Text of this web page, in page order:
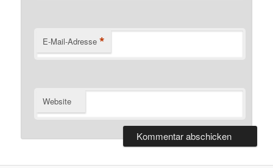
E-Mail-Adresse *
Website